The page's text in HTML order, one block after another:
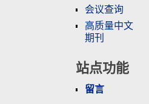
会议查询
高质量中文
期刊
站点功能
留言